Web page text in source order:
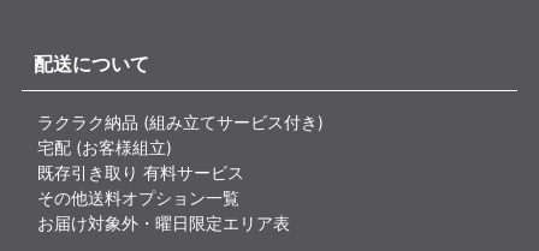
配送について
ラクラク納品 (組み立てサービス付き)
宅配 (お客様組立)
既存引き取り 有料サービス
その他送料オプション一覧
お届け対象外・曜日限定エリア表